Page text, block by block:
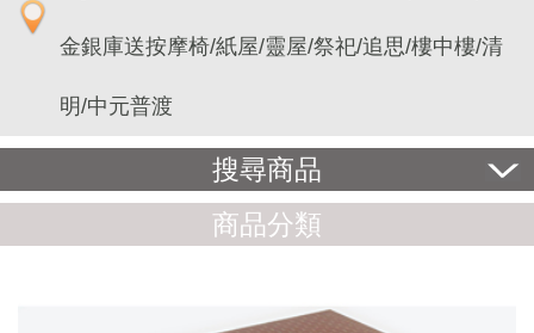
金銀庫送按摩椅/紙屋/靈屋/祭祀/追思/樓中樓/清
明/中元普渡
搜尋商品
商品分類